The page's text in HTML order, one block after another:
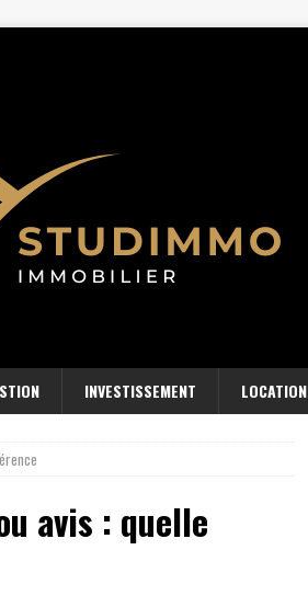
INVESTISSEMENT LOCATION
avis : quelle